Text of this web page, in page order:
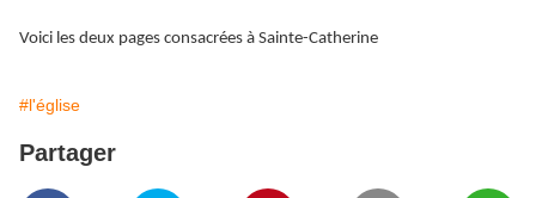
Voici les deux pages consacrées à Sainte-Catherine
#l'église
Partager